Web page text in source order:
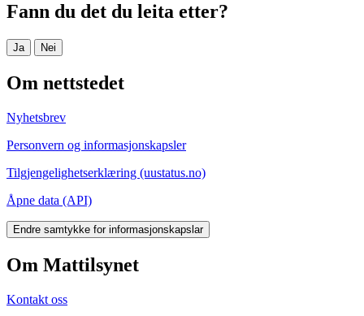
Fann du det du leita etter?
Ja Nei
Om nettstedet
Nyhetsbrev
Personvern og informasjonskapsler
Tilgjengelighetserklæring (uustatus.no)
Åpne data (API)
Endre samtykke for informasjonskapslar
Om Mattilsynet
Kontakt oss